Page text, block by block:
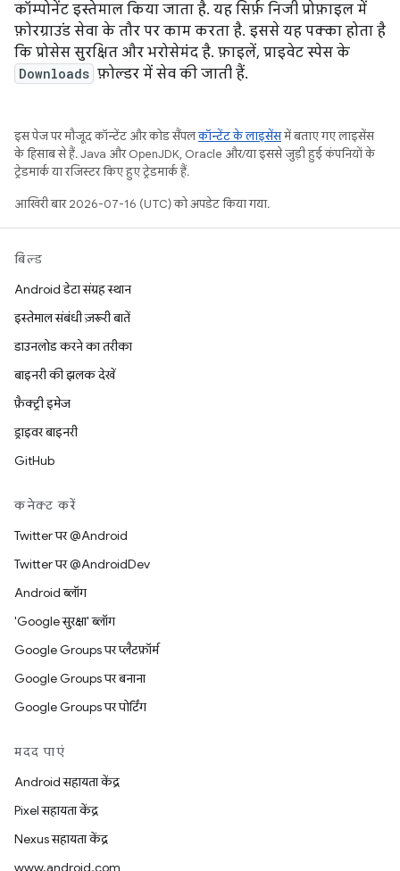
कॉम्पोनेंट इस्तेमाल किया जाता है. यह सिर्फ़ निजी प्रोफ़ाइल में
फ़ोरग्राउंड सेवा के तौर पर काम करता है. इससे यह पक्का होता है
कि प्रोसेस सुरक्षित और भरोसेमंद है. फ़ाइलें, प्राइवेट स्पेस के
Downloads फ़ोल्डर में सेव की जाती हैं.
इस पेज पर मौजूद कॉन्टेंट और कोड सैंपलकॉन्टेंट के लाइसेंसमें बताए गए लाइसेंस
के हिसाब से हैं. Java और OpenJDK, Oracle और/या इससे जुड़ी हुई कंपनियों के
ट्रेडमार्क या रजिस्टर किए हुए ट्रेडमार्क हैं.
आखिरी बार 2026-07-16 (UTC) को अपडेट किया गया.
बिल्ड
Android डेटा संग्रह स्थान
इस्तेमाल संबंधी ज़रूरी बातें
डाउनलोड करने का तरीका
बाइनरी की झलक देखें
फ़ैक्ट्री इमेज
ड्राइवर बाइनरी
GitHub
कनेक्ट करें
Twitter पर @Android
Twitter पर @AndroidDev
Android ब्लॉग
'Google सुरक्षा' ब्लॉग
Google Groups पर प्लैटफ़ॉर्म
Google Groups पर बनाना
Google Groups पर पोर्टिंग
मदद पाएं
Android सहायता केंद्र
Pixel सहायता केंद्र
Nexus सहायता केंद्र
www.android.com